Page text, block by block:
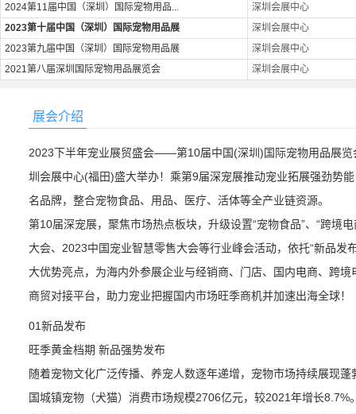
2024第11届中国（深圳）国际宠物用品...
深圳会展中心
2023第十届中国（深圳）国际宠物用品展
深圳会展中心
2023第九届中国（深圳）国际宠物用品展
深圳会展中心
2021第八届深圳国际宠物用品展览会
深圳会展中心
展会介绍
2023下半年宠业展贸盛会——第10届中国(深圳)国际宠物用品展
圳会展中心(福田)盛大举办！乘第9届深宠展推动宠业拓展强劲势
名品牌，整合宠物食品、用品、医疗、活体等全产业链资源。
第10届深宠展，聚焦市场热点板块，升级设置“宠物食品”、“跨境
大会、2023中国宠业智慧零售大会等行业峰会活动，依托“新品发
大优势亮点，为海内外参展企业与经销商、门店、国内电商、跨
商贸对接平台，助力宠业把握国内市场旺季商机并加速出海全球！
01新品发布
旺季黄金档期 新品强势发布
随着宠物文化广泛传播、养宠人数逐年递增，宠物市场持续展现
国城镇宠物（犬猫）消费市场规模2706亿元，较2021年增长